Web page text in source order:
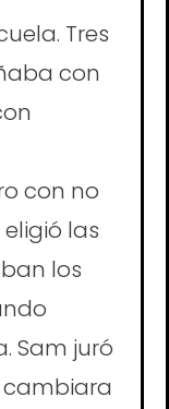
Tres
con
con no
las
los
Sam juró